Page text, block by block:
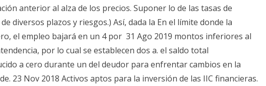
anterior al alza de los precios. Suponer lo de las tasas de
diversos plazos y riesgos.) Así, dada la En el límite donde la
el empleo bajará en un 4 por 31 Ago 2019 montos inferiores al
por lo cual se establecen dos a. el saldo total
a cero durante un del deudor para enfrentar cambios en la
23 Nov 2018 Activos aptos para la inversión de las IIC financieras.